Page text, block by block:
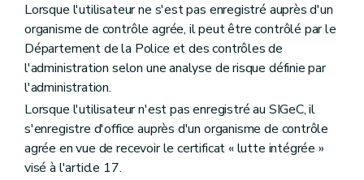
Lorsque l'utilisateur ne s'est pas enregistré auprès d'un
organisme de contrôle agrée, il peut être contrôlé par le
Département de la Police et des contrôles de
l'administration selon une analyse de risque définie par
l'administration.
Lorsque l'utilisateur n'est pas enregistré au SIGeC, il
s'enregistre d'office auprès d'un organisme de contrôle
agrée en vue de recevoir le certificat « lutte intégrée »
visé à l'article 17.